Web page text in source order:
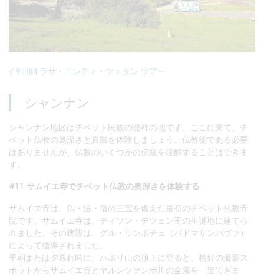
√ 9日間 ラサ・ニンティ・ツェタン ツアー
シャンナン
シャンナン地区はチベット民族の発祥の地です。ここに来て、チ
ベット仏教の奥深さと真髄を体験しましょう。仏教徒である必要
はありませんが、仏教のいくつかの伝統を理解することはできま
す。
#11 サムイエ寺でチベット仏教の奥深さを体験する
サムイエ寺は、仏・法・僧の三宝を備えた最初のチベット仏教寺
院です。サムイエ寺は、ティソン・デツェン王の生誕地に建てら
れました。その建設は、グル・リンポチェ（パドマサンバヴァ）
によって指導されました。
早朝または夕暮れ時に、ハポリ山の頂上に登ると、格好の撮影ス
ポットからサムイエ寺とヤルンツァンポ川の全景を一望できま